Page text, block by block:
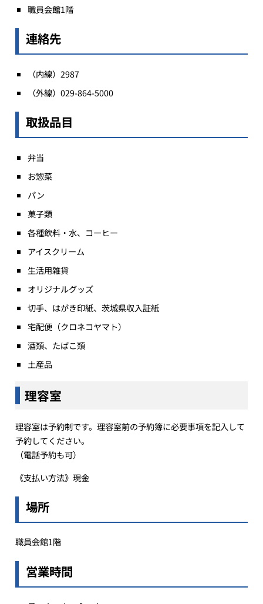
職員会館1階
連絡先
（内線）2987
（外線）029-864-5000
取扱品目
弁当
お惣菜
パン
菓子類
各種飲料・水、コーヒー
アイスクリーム
生活用雑貨
オリジナルグッズ
切手、はがき印紙、茨城県収入証紙
宅配便（クロネコヤマト）
酒類、たばこ類
土産品
理容室
理容室は予約制です。理容室前の予約簿に必要事項を記入して
予約してください。
（電話予約も可）
《支払い方法》現金
場所
職員会館1階
営業時間